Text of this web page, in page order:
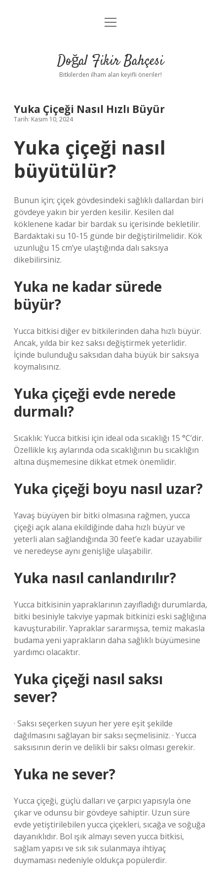
Anasayfa
Yasal Uyarı
menüyü
Doğal Fikir Bahçesi
Bitkilerden ilham alan keyifli öneriler!
Yuka Çiçeği Nasıl Hızlı Büyür
Tarih: Kasım 10, 2024
Yuka çiçeği nasıl
büyütülür?
Bunun için; çiçek gövdesindeki sağlıklı dallardan biri
gövdeye yakın bir yerden kesilir. Kesilen dal
köklenene kadar bir bardak su içerisinde bekletilir.
Bardaktaki su 10-15 günde bir değiştirilmelidir. Kök
uzunluğu 15 cm’ye ulaştığında dalı saksıya
dikebilirsiniz.
Yuka ne kadar sürede
büyür?
Yucca bitkisi diğer ev bitkilerinden daha hızlı büyür.
Ancak, yılda bir kez saksı değiştirmek yeterlidir.
İçinde bulunduğu saksıdan daha büyük bir saksıya
koymalısınız.
Yuka çiçeği evde nerede
durmalı?
Sıcaklık: Yucca bitkisi için ideal oda sıcaklığı 15 °C’dir.
Özellikle kış aylarında oda sıcaklığının bu sıcaklığın
altına düşmemesine dikkat etmek önemlidir.
Yuka çiçeği boyu nasıl uzar?
Yavaş büyüyen bir bitki olmasına rağmen, yucca
çiçeği açık alana ekildiğinde daha hızlı büyür ve
yeterli alan sağlandığında 30 feet’e kadar uzayabilir
ve neredeyse aynı genişliğe ulaşabilir.
Yuka nasıl canlandırılır?
Yucca bitkisinin yapraklarının zayıfladığı durumlarda,
bitki besiniyle takviye yapmak bitkinizi eski sağlığına
kavuşturabilir. Yapraklar sararmışsa, temiz makasla
budama yeni yaprakların daha sağlıklı büyümesine
yardımcı olacaktır.
Yuka çiçeği nasıl saksı
sever?
· Saksı seçerken suyun her yere eşit şekilde
dağılmasını sağlayan bir saksı seçmelisiniz. · Yucca
saksısının derin ve delikli bir saksı olması gerekir.
Yuka ne sever?
Yucca çiçeği, güçlü dalları ve çarpıcı yapısıyla öne
çıkar ve odunsu bir gövdeye sahiptir. Uzun süre
evde yetiştirilebilen yucca çiçekleri, sıcağa ve soğuğa
dayanıklıdır. Bol ışık almayı seven yucca bitkisi,
sağlam yapısı ve sık sık sulanmaya ihtiyaç
duymaması nedeniyle oldukça popülerdir.